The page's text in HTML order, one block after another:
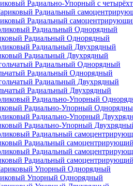
Радиально-Упорный с
Радиальный
Радиальный Однорядный
Радиальный Двухрядный
Радиальный Однорядный
Радиальный Двухрядный
Радиально-Упорный
Радиально-Упорный
Радиальный
Радиальный
Упорный Однорядный